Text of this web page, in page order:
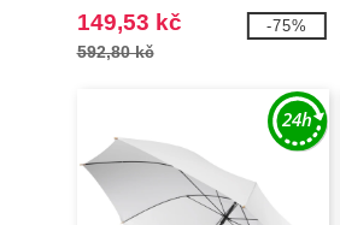
automatickým otevíráním Alina 23"
149,53 kč
592,80 kč
-75%